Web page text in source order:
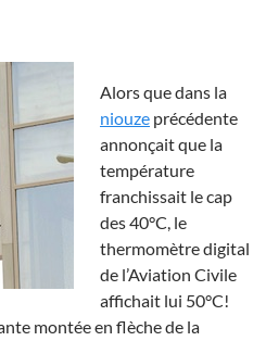
Alors que dans la
niouze précédente
annonçait que la
température
franchissait le cap
des 40°C, le
thermomètre digital
de l’Aviation Civile
affichait lui 50°C!
montée en flèche de la